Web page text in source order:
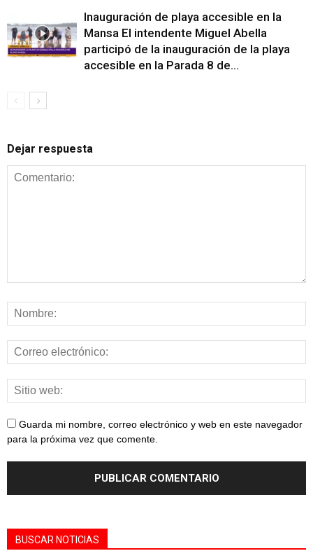
Inauguración de playa accesible en la
Mansa El intendente Miguel Abella
participó de la inauguración de la playa
accesible en la Parada 8 de...
Dejar respuesta
Guarda mi nombre, correo electrónico y web en este navegador
para la próxima vez que comente.
BUSCAR NOTICIAS